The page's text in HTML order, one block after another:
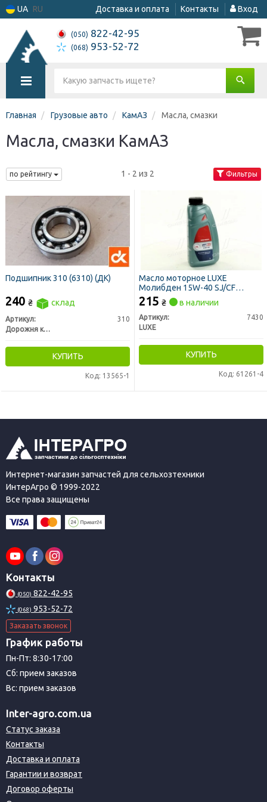
UA RU Доставка и оплата Контакты Вход
(050) 822-42-95
(068) 953-52-72
Главная Грузовые авто КамАЗ Масла, смазки
Масла, смазки КамАЗ
по рейтингу 1 - 2 из 2 Фильтры
Подшипник 310 (6310) (ДК)
240 ₴ склад
Артикул:
310
Дорожня карта
КУПИТЬ
Код: 13565-1
Масло моторное LUXE
Молибден 15W-40 SJ/CF
(Канистра 1л)
215 ₴ в наличии
Артикул:
7430
LUXE
КУПИТЬ
Код: 61261-4
Интернет-магазин запчастей для сельхозтехники
ИнтерАгро © 1999-2022
Все права защищены
Контакты
(050) 822-42-95
(068) 953-52-72
Заказать звонок
График работы
Пн-Пт: 8:30-17:00
Сб: прием заказов
Вс: прием заказов
Inter-agro.com.ua
Статус заказа
Контакты
Доставка и оплата
Гарантии и возврат
Договор оферты